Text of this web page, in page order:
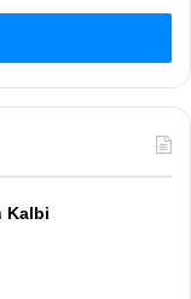
Kalbi